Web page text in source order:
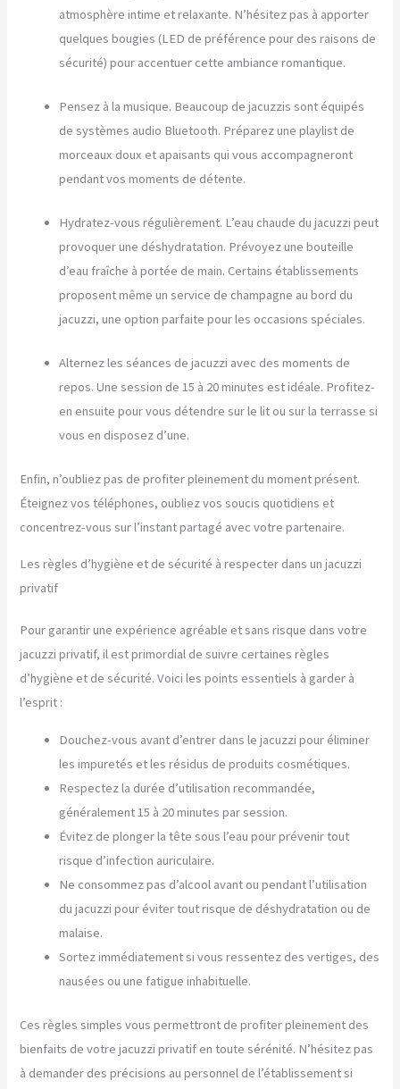
atmosphère intime et relaxante. N’hésitez pas à apporter
quelques bougies (LED de préférence pour des raisons de
sécurité) pour accentuer cette ambiance romantique.
Pensez à la musique. Beaucoup de jacuzzis sont équipés
de systèmes audio Bluetooth. Préparez une playlist de
morceaux doux et apaisants qui vous accompagneront
pendant vos moments de détente.
Hydratez-vous régulièrement. L’eau chaude du jacuzzi peut
provoquer une déshydratation. Prévoyez une bouteille
d’eau fraîche à portée de main. Certains établissements
proposent même un service de champagne au bord du
jacuzzi, une option parfaite pour les occasions spéciales.
Alternez les séances de jacuzzi avec des moments de
repos. Une session de 15 à 20 minutes est idéale. Profitez-
en ensuite pour vous détendre sur le lit ou sur la terrasse si
vous en disposez d’une.
Enfin, n’oubliez pas de profiter pleinement du moment présent.
Éteignez vos téléphones, oubliez vos soucis quotidiens et
concentrez-vous sur l’instant partagé avec votre partenaire.
Les règles d’hygiène et de sécurité à respecter dans un jacuzzi
privatif
Pour garantir une expérience agréable et sans risque dans votre
jacuzzi privatif, il est primordial de suivre certaines règles
d’hygiène et de sécurité. Voici les points essentiels à garder à
l’esprit :
Douchez-vous avant d’entrer dans le jacuzzi pour éliminer
les impuretés et les résidus de produits cosmétiques.
Respectez la durée d’utilisation recommandée,
généralement 15 à 20 minutes par session.
Évitez de plonger la tête sous l’eau pour prévenir tout
risque d’infection auriculaire.
Ne consommez pas d’alcool avant ou pendant l’utilisation
du jacuzzi pour éviter tout risque de déshydratation ou de
malaise.
Sortez immédiatement si vous ressentez des vertiges, des
nausées ou une fatigue inhabituelle.
Ces règles simples vous permettront de profiter pleinement des
bienfaits de votre jacuzzi privatif en toute sérénité. N’hésitez pas
à demander des précisions au personnel de l’établissement si